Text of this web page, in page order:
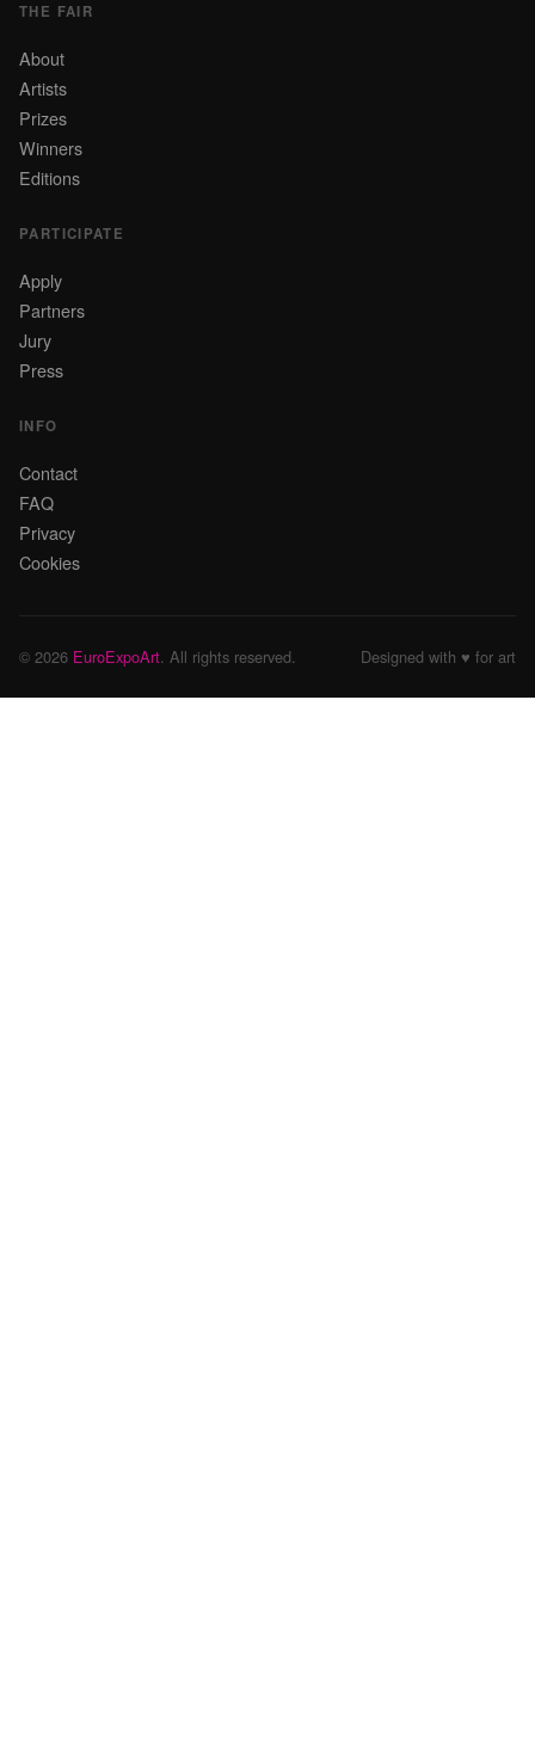
THE FAIR
About
Artists
Prizes
Winners
Editions
PARTICIPATE
Apply
Partners
Jury
Press
INFO
Contact
FAQ
Privacy
Cookies
© 2026 EuroExpoArt. All rights reserved. Designed with ♥ for art